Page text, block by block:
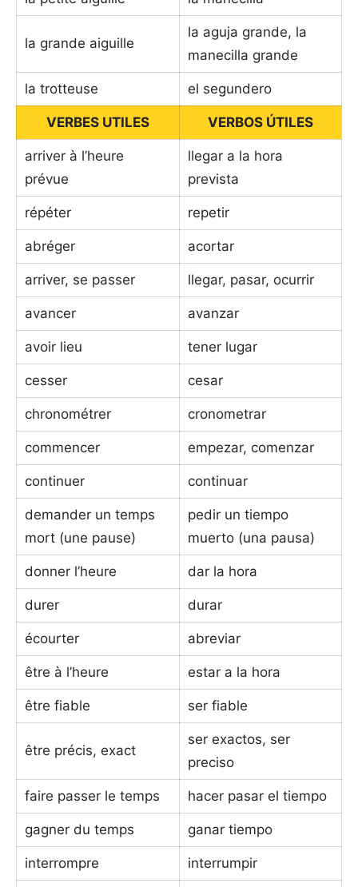
la grande aiguille
la aguja grande, la
manecilla grande
la trotteuse el segundero
VERBES UTILES VERBOS ÚTILES
arriver à l’heure
prévue
llegar a la hora
prevista
répéter repetir
abréger acortar
arriver, se passer llegar, pasar, ocurrir
avancer avanzar
avoir lieu tener lugar
cesser cesar
chronométrer cronometrar
commencer empezar, comenzar
continuer continuar
demander un temps
mort (une pause)
pedir un tiempo
muerto (una pausa)
donner l’heure dar la hora
durer durar
écourter abreviar
être à l’heure estar a la hora
être fiable ser fiable
être précis, exact
ser exactos, ser
preciso
faire passer le temps hacer pasar el tiempo
gagner du temps ganar tiempo
interrompre interrumpir